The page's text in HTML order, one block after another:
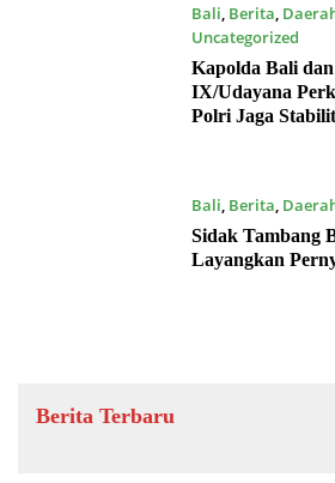
Bali Berita
Uncategorized
15/07/2026
Kapolda Bali
IX/Udayana
Polri Jaga
Bali, Berita,
Sidak Tambang
Layangkan
Berita Terbaru